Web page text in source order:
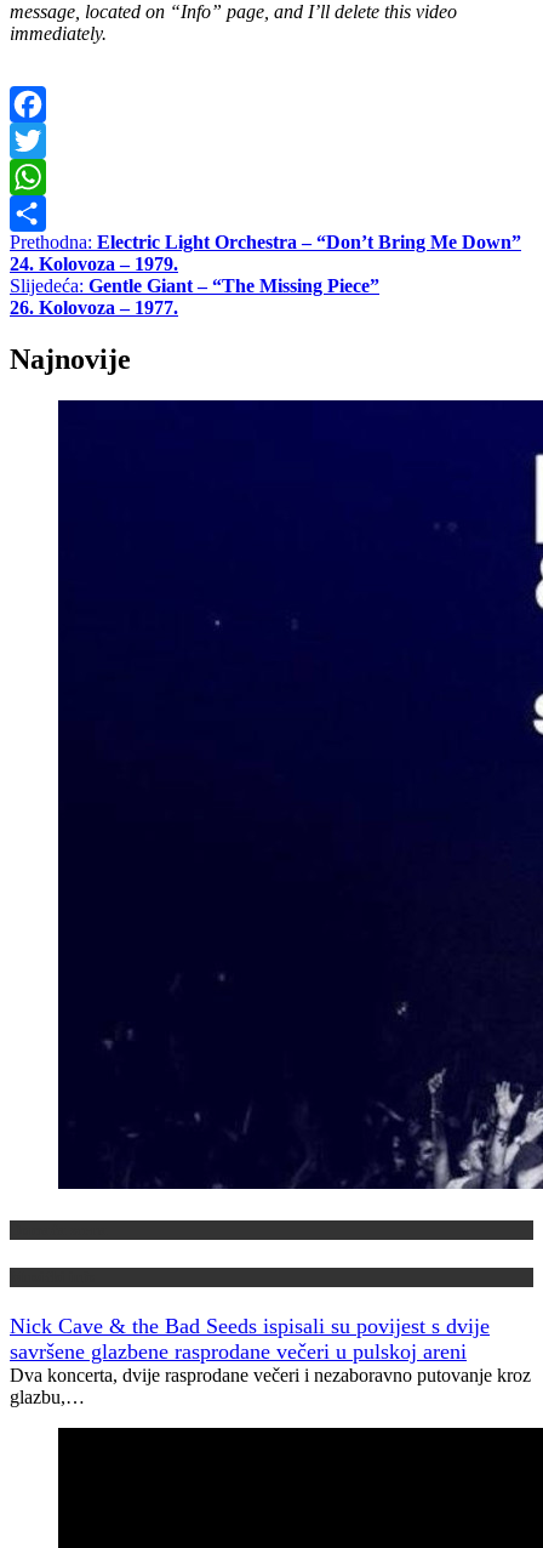
message, located on “Info” page, and I’ll delete this video
immediately.
Facebook
Twitter
WhatsApp
Share
Navigacija
objava
Prethodna: Electric Light Orchestra – “Don’t Bring Me Down”
24. Kolovoza – 1979.
Slijedeća: Gentle Giant – “The Missing Piece”
26. Kolovoza – 1977.
Najnovije
Nick Cave & the Bad Seeds ispisali su povijest s dvije
savršene glazbene rasprodane večeri u pulskoj areni
Dva koncerta, dvije rasprodane večeri i nezaboravno putovanje kroz
glazbu,…